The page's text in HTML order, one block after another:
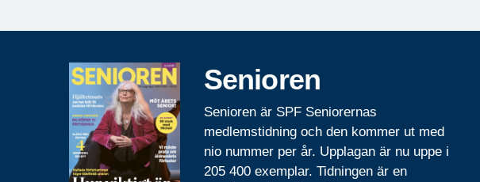
Senioren
Senioren är SPF Seniorernas
medlemstidning och den kommer ut med
nio nummer per år. Upplagan är nu uppe i
205 400 exemplar. Tidningen är en